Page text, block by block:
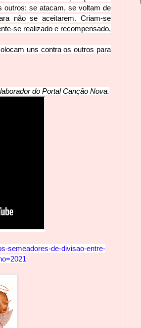
se atacam, se voltam de
não se aceitarem. Criam-se
se realizado e recompensado,
uns contra os outros para
do Portal Canção Nova.
semeadores-de-divisao-entre-